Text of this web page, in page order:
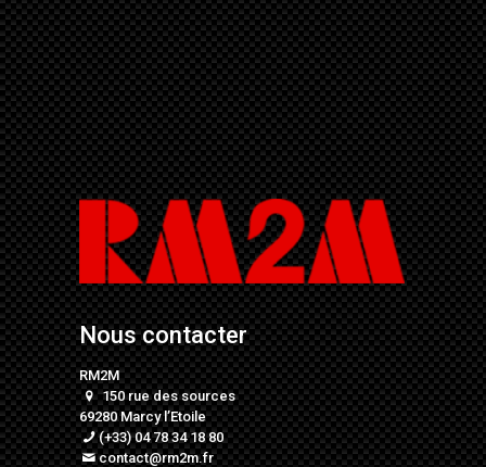
Nous contacter
RM2M
150 rue des sources
69280 Marcy l’Etoile
(+33) 04 78 34 18 80
contact@rm2m.fr